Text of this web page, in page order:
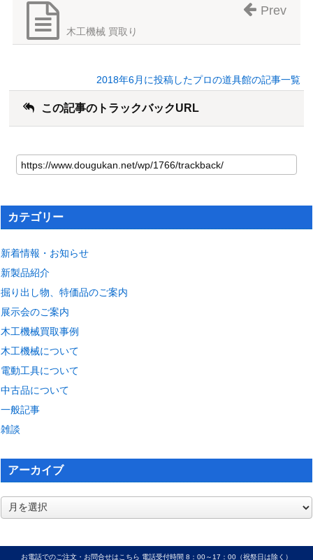
木工機械 買取り
Prev
2018年6月に投稿したプロの道具館の記事一覧
この記事のトラックバックURL
カテゴリー
新着情報・お知らせ
新製品紹介
掘り出し物、特価品のご案内
展示会のご案内
木工機械買取事例
木工機械について
電動工具について
中古品について
一般記事
雑談
アーカイブ
ア
ー
イ
お電話でのご注文・お問合せはこちら 電話受付時間 8：00～17：00（祝祭日は除く）